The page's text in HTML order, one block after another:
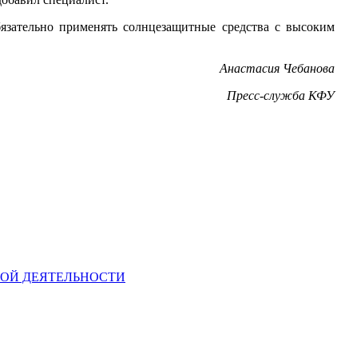
применять солнцезащитные средства с высоким
Анастасия Чебанова
Пресс-служба КФУ
ДЕЯТЕЛЬНОСТИ